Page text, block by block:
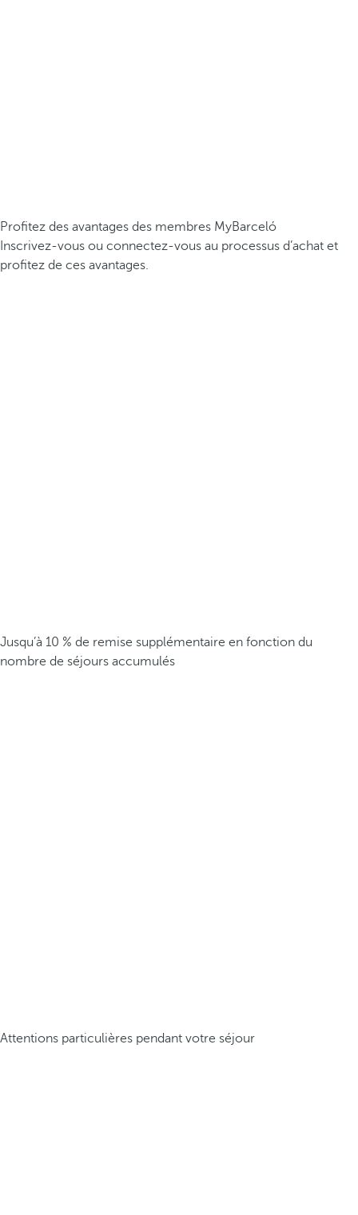
Profitez des avantages des membres MyBarceló
Inscrivez-vous ou connectez-vous au processus d’achat et
profitez de ces avantages.
Jusqu’à 10 % de remise supplémentaire en fonction du
nombre de séjours accumulés
Attentions particulières pendant votre séjour